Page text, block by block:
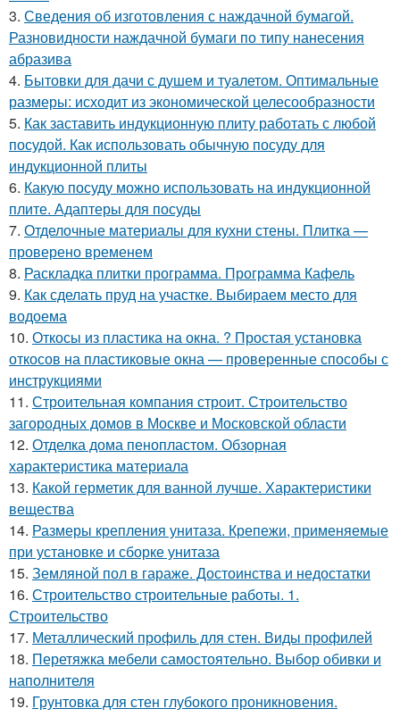
3. Сведения об изготовления с наждачной бумагой.
Разновидности наждачной бумаги по типу нанесения
абразива
4. Бытовки для дачи с душем и туалетом. Оптимальные
размеры: исходит из экономической целесообразности
5. Как заставить индукционную плиту работать с любой
посудой. Как использовать обычную посуду для
индукционной плиты
6. Какую посуду можно использовать на индукционной
плите. Адаптеры для посуды
7. Отделочные материалы для кухни стены. Плитка —
проверено временем
8. Раскладка плитки программа. Программа Кафель
9. Как сделать пруд на участке. Выбираем место для
водоема
10. Откосы из пластика на окна. ? Простая установка
откосов на пластиковые окна — проверенные способы с
инструкциями
11. Строительная компания строит. Строительство
загородных домов в Москве и Московской области
12. Отделка дома пенопластом. Обзорная
характеристика материала
13. Какой герметик для ванной лучше. Характеристики
вещества
14. Размеры крепления унитаза. Крепежи, применяемые
при установке и сборке унитаза
15. Земляной пол в гараже. Достоинства и недостатки
16. Строительство строительные работы. 1.
Строительство
17. Металлический профиль для стен. Виды профилей
18. Перетяжка мебели самостоятельно. Выбор обивки и
наполнителя
19. Грунтовка для стен глубокого проникновения.